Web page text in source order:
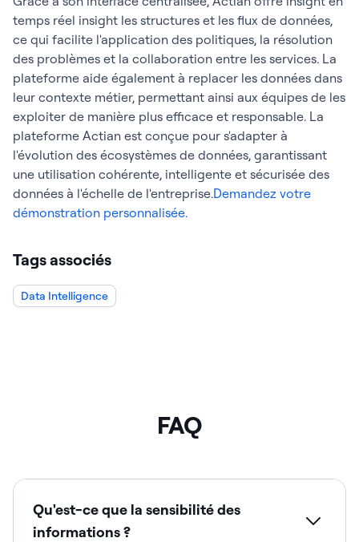
temps réel insight les structures et les flux de données,
ce qui facilite l'application des politiques, la résolution
des problèmes et la collaboration entre les services. La
plateforme aide également à replacer les données dans
leur contexte métier, permettant ainsi aux équipes de les
exploiter de manière plus efficace et responsable. La
plateforme Actian est conçue pour s'adapter à
l'évolution des écosystèmes de données, garantissant
une utilisation cohérente, intelligente et sécurisée des
données à l'échelle de l'entreprise.Demandez votre
démonstration personnalisée.
Tags associés
Data Intelligence
FAQ
Qu'est-ce que la sensibilité des
informations ?